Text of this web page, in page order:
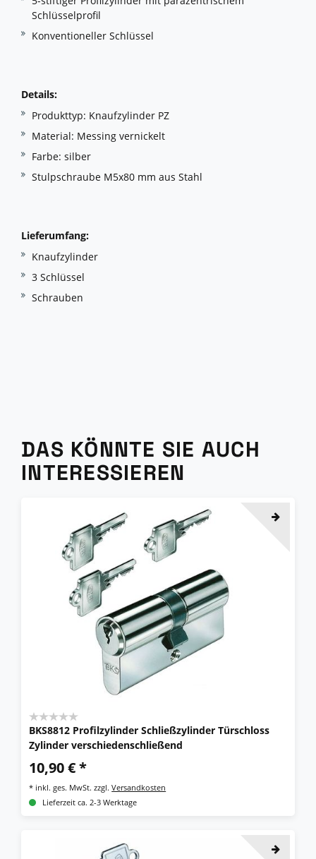
Schlüsselprofil
Konventioneller Schlüssel
Details:
Produkttyp: Knaufzylinder PZ
Material: Messing vernickelt
Farbe: silber
Stulpschraube M5x80 mm aus Stahl
Lieferumfang:
Knaufzylinder
3 Schlüssel
Schrauben
DAS KÖNNTE SIE AUCH
INTERESSIEREN
BKS8812 Profilzylinder Schließzylinder Türschloss
Zylinder verschiedenschließend
10,90 € *
* inkl. ges. MwSt. zzgl.Versandkosten
Lieferzeit ca. 2-3 Werktage